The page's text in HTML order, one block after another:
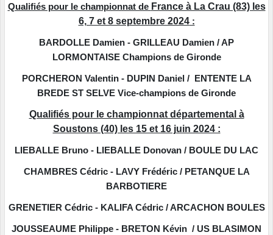
Qualifiés pour le championnat de France à La Crau (83) les
6, 7 et 8 septembre 2024:
BARDOLLE Damien - GRILLEAU Damien / AP
LORMONTAISE Champions de Gironde
PORCHERON Valentin - DUPIN Daniel / ENTENTE LA
BREDE ST SELVE Vice-champions de Gironde
Qualifiés pour le championnat départemental à
Soustons (40) les 15 et 16 juin 2024 :
LIEBALLE Bruno - LIEBALLE Donovan / BOULE DU LAC
CHAMBRES Cédric - LAVY Frédéric / PETANQUE LA
BARBOTIERE
GRENETIER Cédric - KALIFA Cédric / ARCACHON BOULES
JOUSSEAUME Philippe - BRETON Kévin / US BLASIMON